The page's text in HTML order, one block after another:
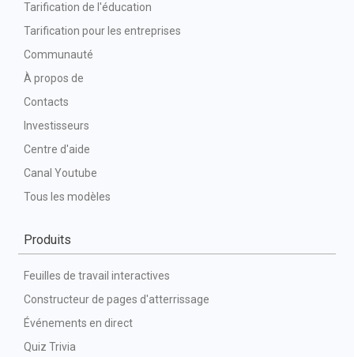
Tarification de l'éducation
Tarification pour les entreprises
Communauté
À propos de
Contacts
Investisseurs
Centre d'aide
Canal Youtube
Tous les modèles
Produits
Feuilles de travail interactives
Constructeur de pages d'atterrissage
Événements en direct
Quiz Trivia